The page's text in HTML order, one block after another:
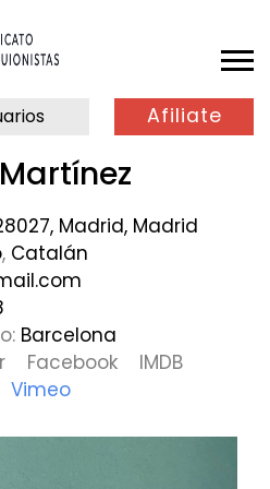
Afiliate
Madrid, Madrid
, Catalán
Barcelona
Facebook
IMDB
Vimeo